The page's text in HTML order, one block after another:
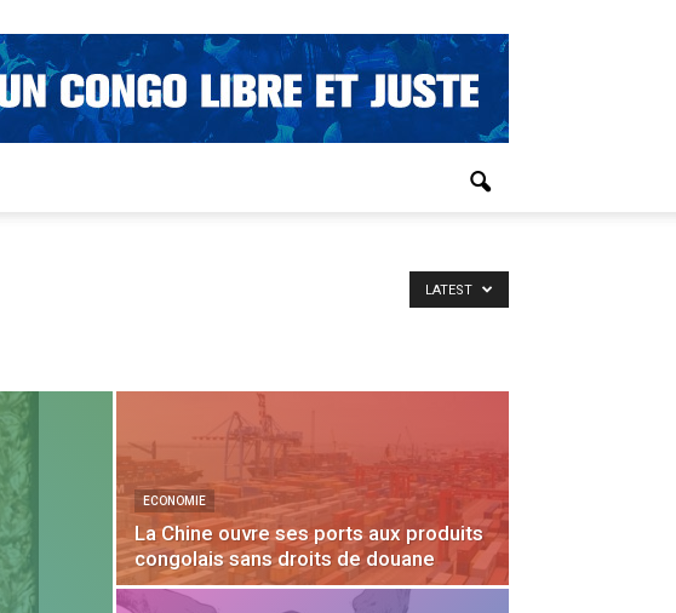
LATEST
ECONOMIE
La Chine ouvre ses ports aux produits
congolais sans droits de douane